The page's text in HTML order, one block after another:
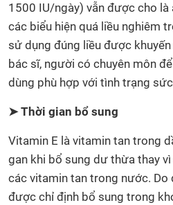
1500 IU/ngày) vẫn được cho là
các biểu hiện quá liều nghiêm
sử dụng đúng liều được
bác sĩ, người có chuyên môn
dùng phù hợp với tình trạng
➤ Thời gian bổ sung
Vitamin E là vitamin tan trong
gan khi bổ sung dư thừa thay
các vitamin tan trong nước. Do
được chỉ định bổ sung trong